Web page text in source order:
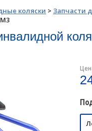
коляски > Запчасти